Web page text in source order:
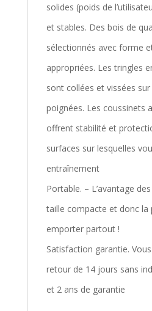
solides (poids de
et stables. Des bois de
sélectionnés avec forme
appropriées. Les tringles
sont collées et vissées
poignées. Les coussinets
offrent stabilité et
surfaces sur lesquelles
entraînement
Portable. – L’avantage
taille compacte et donc la
emporter partout !
Satisfaction garantie.
retour de 14 jours sans
et 2 ans de garantie